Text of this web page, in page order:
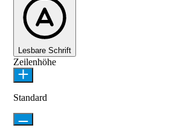
Lesbare Schrift
Zeilenhöhe
Standard